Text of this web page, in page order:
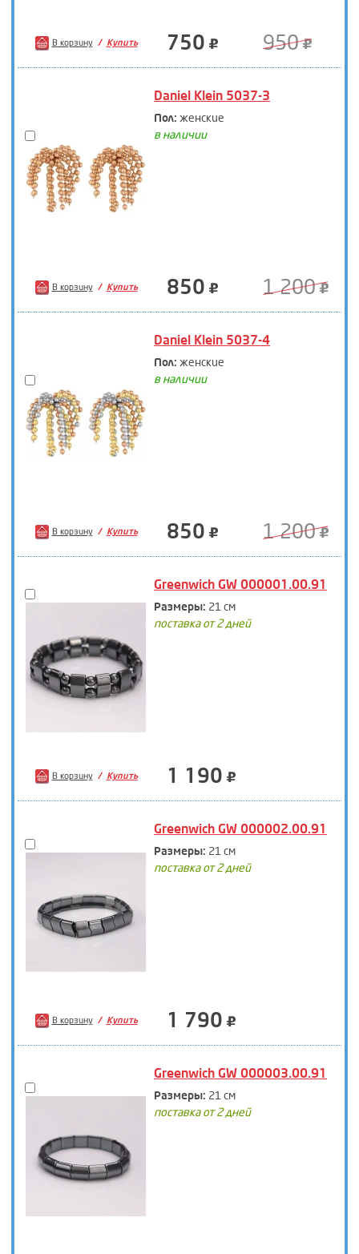
В корзину Купить 750 950
Daniel Klein 5037-3
Пол: женские
в наличии
В корзину Купить 850 1 200
Daniel Klein 5037-4
Пол: женские
в наличии
В корзину Купить 850 1 200
Greenwich GW 000001.00.91
Размеры: 21 см
поставка от 2 дней
В корзину Купить 1 190
Greenwich GW 000002.00.91
Размеры: 21 см
поставка от 2 дней
В корзину Купить 1 790
Greenwich GW 000003.00.91
Размеры: 21 см
поставка от 2 дней